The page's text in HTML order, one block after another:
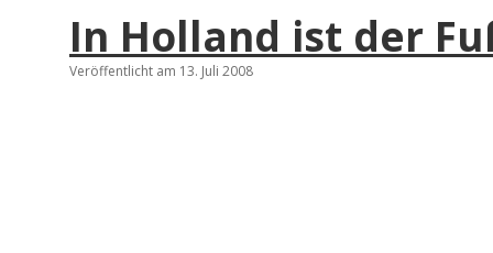
In Holland ist der
Veröffentlicht am 13. Juli 2008